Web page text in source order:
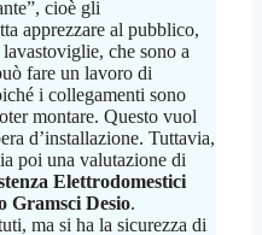
cioè gli
apprezzare al pubblico,
che sono a
fare un lavoro di
i collegamenti sono
montare. Questo vuol
d’installazione. Tuttavia,
poi una valutazione di
Elettrodomestici
Gramsci Desio.
ma si ha la sicurezza di